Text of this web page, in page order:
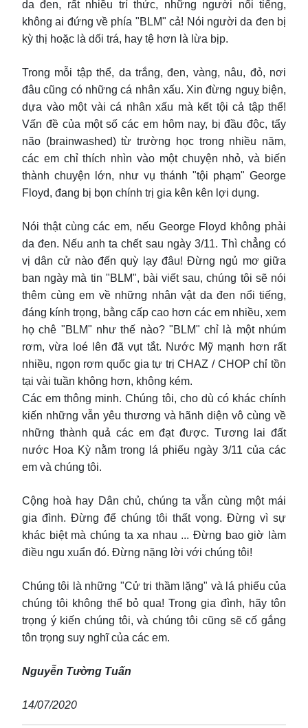
da đen, rất nhiều trí thức, những người nổi tiếng,
không ai đứng về phía "BLM" cả! Nói người da đen bị
kỳ thị hoặc là dối trá, hay tệ hơn là lừa bịp.
Trong mỗi tập thể, da trắng, đen, vàng, nâu, đỏ, nơi
đâu cũng có những cá nhân xấu. Xin đừng nguỵ biện,
dựa vào một vài cá nhân xấu mà kết tội cả tập thể!
Vấn đề của một số các em hôm nay, bị đầu độc, tẩy
não (brainwashed) từ trường học trong nhiều năm,
các em chỉ thích nhìn vào một chuyện nhỏ, và biến
thành chuyện lớn, như vụ thánh "tội phạm" George
Floyd, đang bị bọn chính trị gia kên kên lợi dụng.
Nói thật cùng các em, nếu George Floyd không phải
da đen. Nếu anh ta chết sau ngày 3/11. Thì chẳng có
vị dân cử nào đến quỳ lạy đâu! Đừng ngủ mơ giữa
ban ngày mà tin "BLM", bài viết sau, chúng tôi sẽ nói
thêm cùng em về những nhân vật da đen nổi tiếng,
đáng kính trọng, bằng cấp cao hơn các em nhiều, xem
họ chê "BLM" như thế nào? "BLM" chỉ là một nhúm
rơm, vừa loé lên đã vụt tắt. Nước Mỹ mạnh hơn rất
nhiều, ngọn rơm quốc gia tự trị CHAZ / CHOP chỉ tồn
tại vài tuần không hơn, không kém.
Các em thông minh. Chúng tôi, cho dù có khác chính
kiến những vẫn yêu thương và hãnh diện vô cùng về
những thành quả các em đạt được. Tương lai đất
nước Hoa Kỳ nằm trong lá phiếu ngày 3/11 của các
em và chúng tôi.
Cộng hoà hay Dân chủ, chúng ta vẫn cùng một mái
gia đình. Đừng để chúng tôi thất vọng. Đừng vì sự
khác biệt mà chúng ta xa nhau ... Đừng bao giờ làm
điều ngu xuẩn đó. Đừng nặng lời với chúng tôi!
Chúng tôi là những "Cử tri thầm lặng" và lá phiếu của
chúng tôi không thể bỏ qua! Trong gia đình, hãy tôn
trọng ý kiến chúng tôi, và chúng tôi cũng sẽ cố gắng
tôn trọng suy nghĩ của các em.
Nguyễn Tường Tuấn
14/07/2020